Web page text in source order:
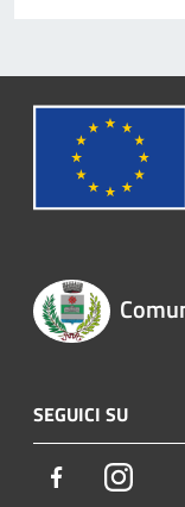
SEGUICI SU
Facebook